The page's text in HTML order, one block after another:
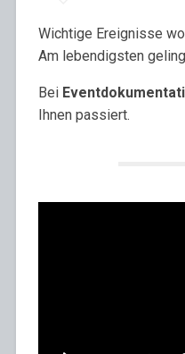
Wichtige Ereignisse
Am lebendigsten
Bei
Ihnen passiert.